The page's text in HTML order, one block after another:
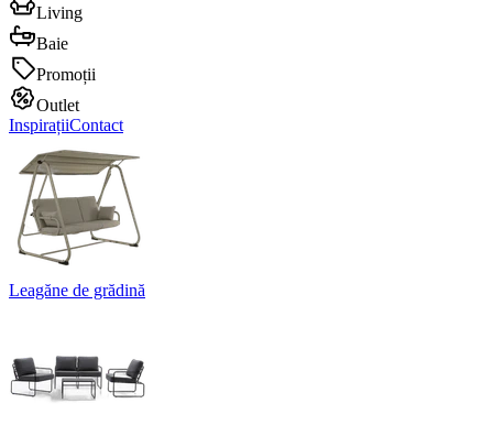
Living
Baie
Promoții
Outlet
InspirațiiContact
Leagăne de grădină